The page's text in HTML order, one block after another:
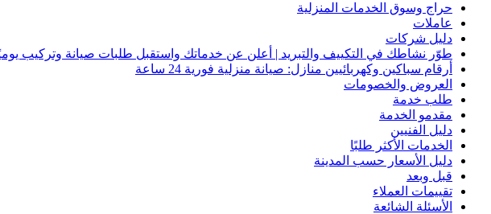
حراج وسوق الخدمات المنزلية
عاملات
دليل شركات
طوّر نشاطك في التكييف والتبريد | أعلن عن خدماتك واستقبل طلبات صيانة وتركيب
أرقام سباكين وكهربائيين منازل: صيانة منزلية فورية 24 ساعة
العروض والخصومات
طلب خدمة
مقدمو الخدمة
دليل الفنيين
الخدمات الأكثر طلبًا
دليل الأسعار حسب المدينة
قبل وبعد
تقييمات العملاء
الأسئلة الشائعة